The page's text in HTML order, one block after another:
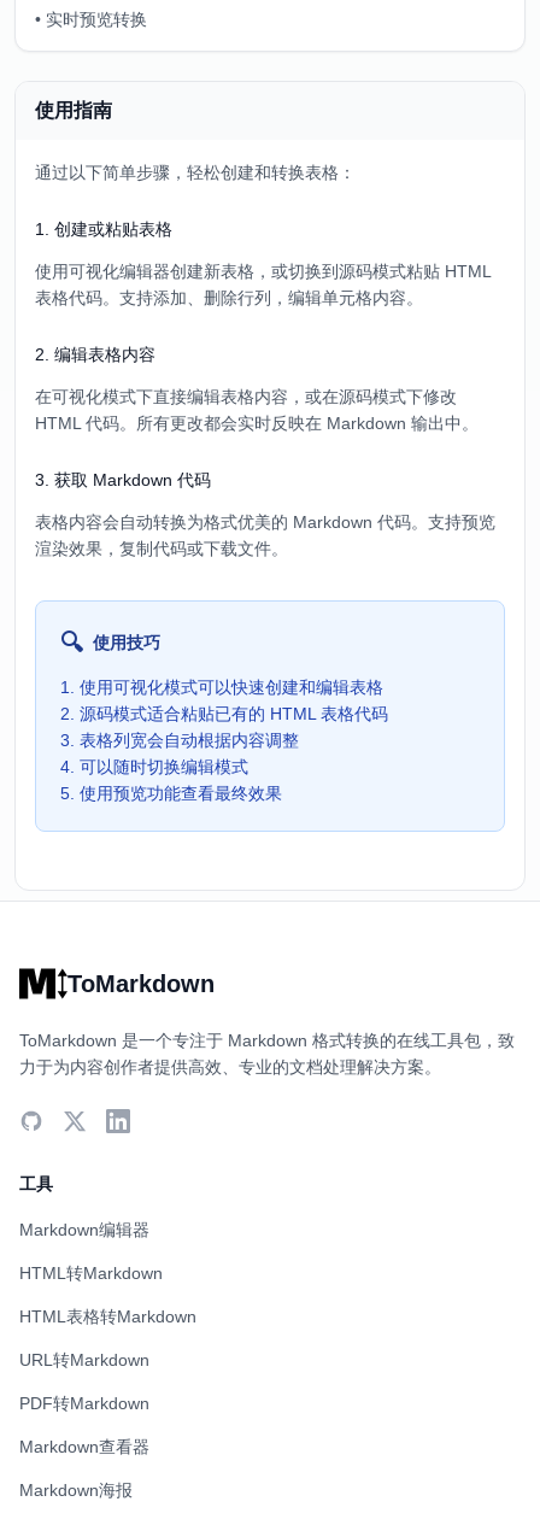
• 实时预览转换
使用指南
通过以下简单步骤，轻松创建和转换表格：
1 创建或粘贴表格
使用可视化编辑器创建新表格，或切换到源码模式粘贴 HTML
表格代码。支持添加、删除行列，编辑单元格内容。
2 编辑表格内容
在可视化模式下直接编辑表格内容，或在源码模式下修改
HTML 代码。所有更改都会实时反映在 Markdown 输出中。
3 获取 Markdown 代码
表格内容会自动转换为格式优美的 Markdown 代码。支持预览
渲染效果，复制代码或下载文件。
🔍 使用技巧
1. 使用可视化模式可以快速创建和编辑表格
2. 源码模式适合粘贴已有的 HTML 表格代码
3. 表格列宽会自动根据内容调整
4. 可以随时切换编辑模式
5. 使用预览功能查看最终效果
ToMarkdown
ToMarkdown 是一个专注于 Markdown 格式转换的在线工具包，致
力于为内容创作者提供高效、专业的文档处理解决方案。
工具
Markdown编辑器
HTML转Markdown
HTML表格转Markdown
URL转Markdown
PDF转Markdown
Markdown查看器
Markdown海报